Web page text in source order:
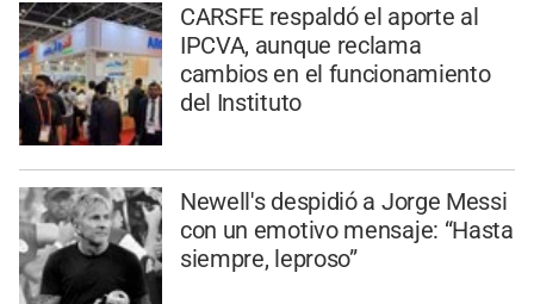
CARSFE respaldó el aporte al
IPCVA, aunque reclama
cambios en el funcionamiento
del Instituto
Newell's despidió a Jorge Messi
con un emotivo mensaje: “Hasta
siempre, leproso”